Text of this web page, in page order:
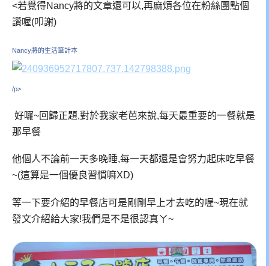
<若覺得Nancy將的文章還可以,再麻煩各位在粉絲團點個
讚喔(叩謝)
Nancy將的生活筆計本
/p>
好囉~回歸正題,對於我家老芭來說,每天最重要的一餐就是
那早餐
他個人不論前一天多晚睡,每一天都還是會努力起床吃早餐
~(這算是一個優良習慣嘛XD)
等一下要介紹的早餐店可是剛剛早上才去吃的喔~現在就
發文介紹給大家!我們是不是很認真ㄚ~